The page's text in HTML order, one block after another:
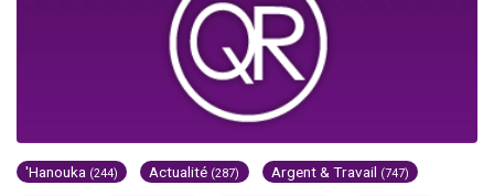
'Hanouka (244) Actualité (287) Argent & Travail (747)